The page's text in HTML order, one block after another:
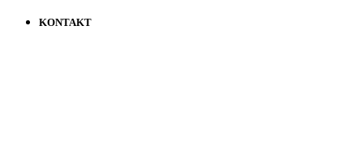
på
KONTAKT